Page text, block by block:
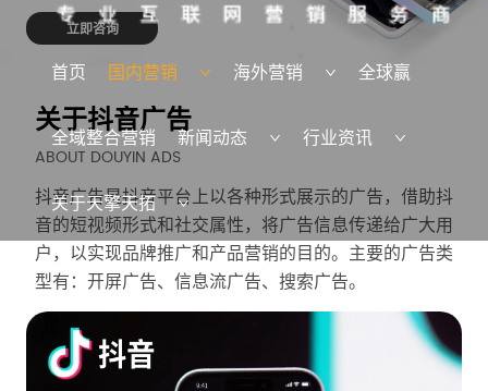
首页 国内营销 海外营销 全球赢
全域整合营销 新闻动态 行业资讯
关于天擎天拓
立即咨询
关于抖音广告
ABOUT DOUYIN ADS
抖音广告是抖音平台上以各种形式展示的广告，借助抖
音的短视频形式和社交属性，将广告信息传递给广大用
户，以实现品牌推广和产品营销的目的。主要的广告类
型有：开屏广告、信息流广告、搜索广告。